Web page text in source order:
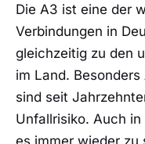
Die A3 ist eine der
Verbindungen in
gleichzeitig zu den
im Land.
sind seit
Unfallrisiko. Auch
es immer wieder zu